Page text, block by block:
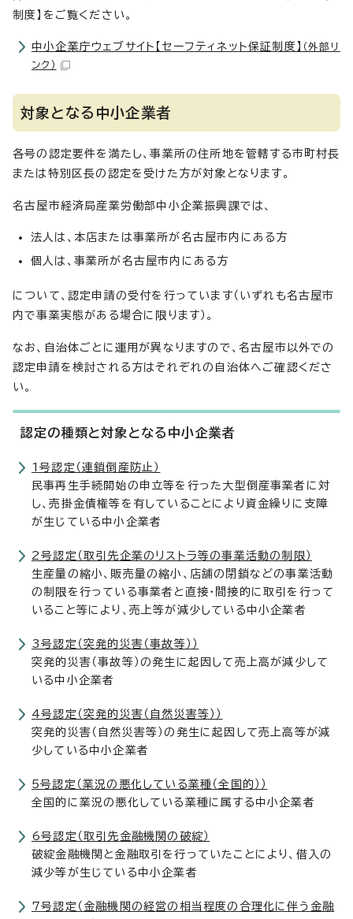
制度】をご覧ください。
中小企業庁ウェブサイト【セーフティネット保証制度】 （外部リ
ンク）
対象となる中小企業者
各号の認定要件を満たし、事業所の住所地を管轄する市町村長
または特別区長の認定を受けた方が対象となります。
名古屋市経済局産業労働部中小企業振興課では、
法人は、本店または事業所が名古屋市内にある方
個人は、事業所が名古屋市内にある方
について、認定申請の受付を行っています（いずれも名古屋市
内で事業実態がある場合に限ります）。
なお、自治体ごとに運用が異なりますので、名古屋市以外での
認定申請を検討される方はそれぞれの自治体へご確認くださ
い。
認定の種類と対象となる中小企業者
1号認定（連鎖倒産防止）
民事再生手続開始の申立等を行った大型倒産事業者に対
し、売掛金債権等を有していることにより資金繰りに支障
が生じている中小企業者
2号認定（取引先企業のリストラ等の事業活動の制限）
生産量の縮小、販売量の縮小、店舗の閉鎖などの事業活動
の制限を行っている事業者と直接・間接的に取引を行って
いること等により、売上等が減少している中小企業者
3号認定（突発的災害（事故等））
突発的災害（事故等）の発生に起因して売上高が減少して
いる中小企業者
4号認定（突発的災害（自然災害等））
突発的災害（自然災害等）の発生に起因して売上高等が減
少している中小企業者
5号認定（業況の悪化している業種（全国的））
全国的に業況の悪化している業種に属する中小企業者
6号認定（取引先金融機関の破綻）
破綻金融機関と金融取引を行っていたことにより、借入の
減少等が生じている中小企業者
7号認定（金融機関の経営の相当程度の合理化に伴う金融